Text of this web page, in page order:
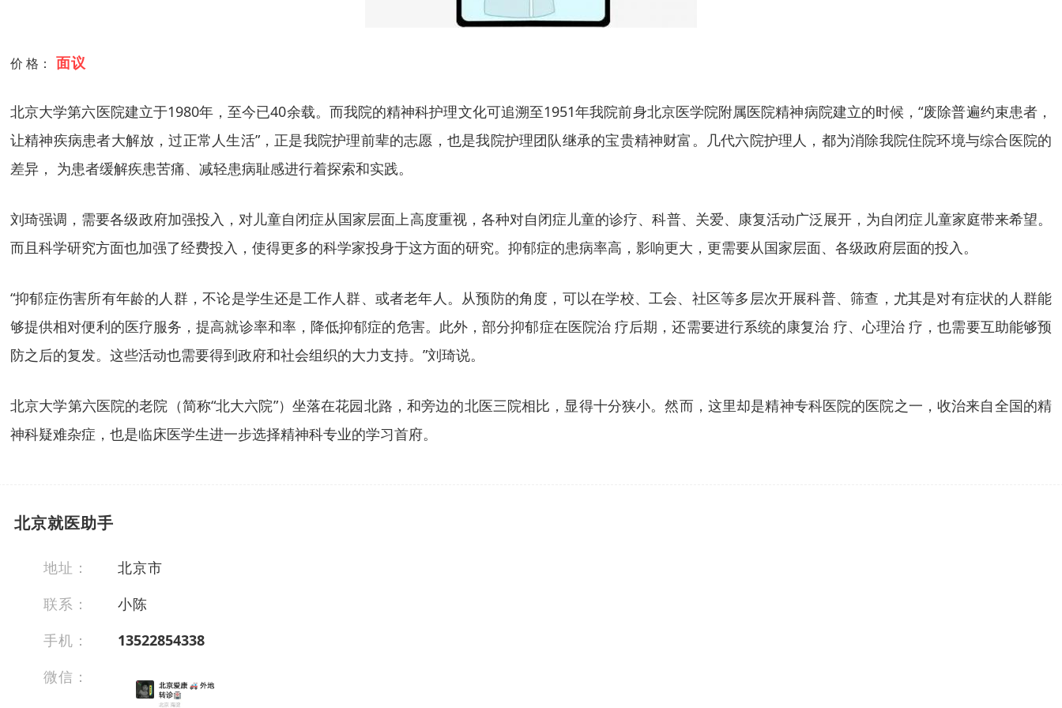
价 格： 面议
北京大学第六医院建立于1980年，至今已40余载。而我院的精神科护理文化可追溯至1951年我院前身北京医学院附属医院精神病院建立的时候，“废除普遍约束患者，
让精神疾病患者大解放，过正常人生活”，正是我院护理前辈的志愿，也是我院护理团队继承的宝贵精神财富。几代六院护理人，都为消除我院住院环境与综合医院的
差异， 为患者缓解疾患苦痛、减轻患病耻感进行着探索和实践。
刘琦强调，需要各级政府加强投入，对儿童自闭症从国家层面上高度重视，各种对自闭症儿童的诊疗、科普、关爱、康复活动广泛展开，为自闭症儿童家庭带来希望。
而且科学研究方面也加强了经费投入，使得更多的科学家投身于这方面的研究。抑郁症的患病率高，影响更大，更需要从国家层面、各级政府层面的投入。
“抑郁症伤害所有年龄的人群，不论是学生还是工作人群、或者老年人。从预防的角度，可以在学校、工会、社区等多层次开展科普、筛查，尤其是对有症状的人群能
够提供相对便利的医疗服务，提高就诊率和率，降低抑郁症的危害。此外，部分抑郁症在医院治 疗后期，还需要进行系统的康复治 疗、心理治 疗，也需要互助能够预
防之后的复发。这些活动也需要得到政府和社会组织的大力支持。”刘琦说。
北京大学第六医院的老院（简称“北大六院”）坐落在花园北路，和旁边的北医三院相比，显得十分狭小。然而，这里却是精神专科医院的医院之一，收治来自全国的精
神科疑难杂症，也是临床医学生进一步选择精神科专业的学习首府。
北京就医助手
地址：
北京市
联系：
小陈
手机：
13522854338
微信：